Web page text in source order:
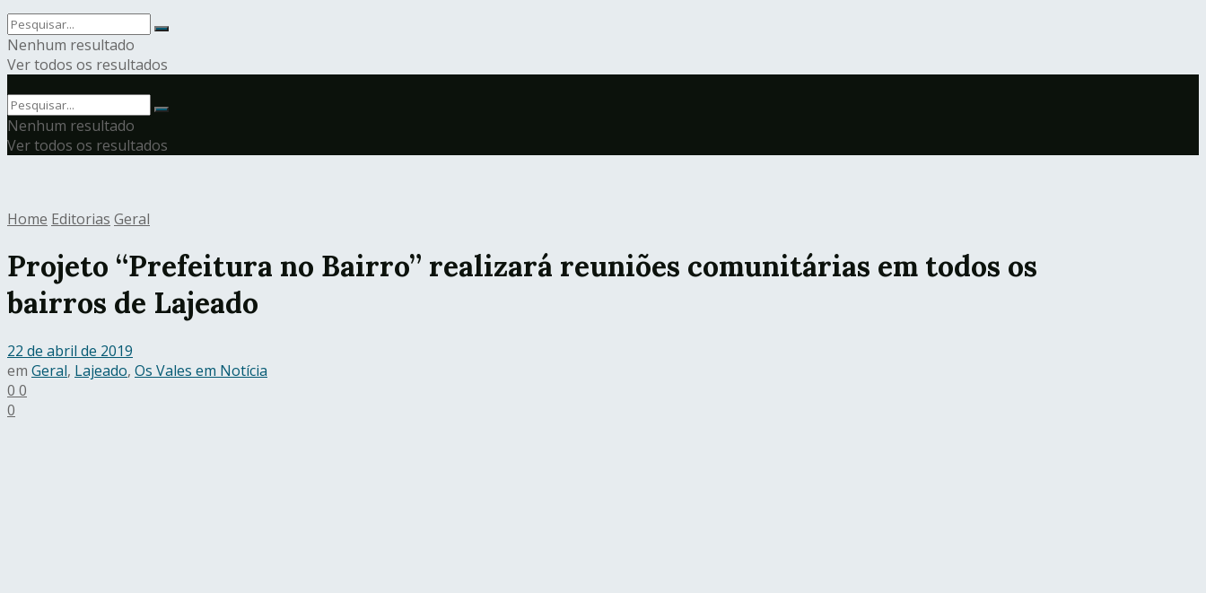
Nenhum resultado
Ver todos os resultados
Nenhum resultado
Ver todos os resultados
Home Editorias Geral
Projeto “Prefeitura no Bairro” realizará reuniões comunitárias em todos os
bairros de Lajeado
22 de abril de 2019
em Geral, Lajeado, Os Vales em Notícia
0 0
0